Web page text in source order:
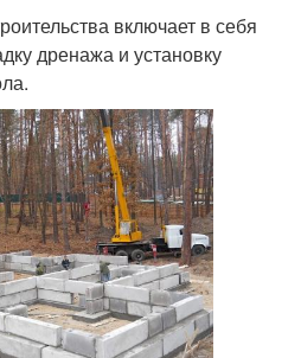
включает в себя
дренажа и установку